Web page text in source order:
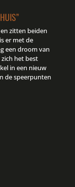
zitten beiden
er met de
een droom van
het best
in een nieuw
de speerpunten